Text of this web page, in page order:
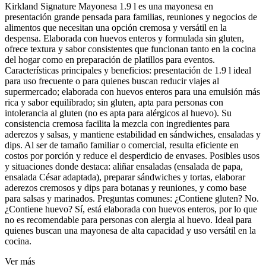
Kirkland Signature Mayonesa 1.9 l es una mayonesa en
presentación grande pensada para familias, reuniones y negocios de
alimentos que necesitan una opción cremosa y versátil en la
despensa. Elaborada con huevos enteros y formulada sin gluten,
ofrece textura y sabor consistentes que funcionan tanto en la cocina
del hogar como en preparación de platillos para eventos.
Características principales y beneficios: presentación de 1.9 l ideal
para uso frecuente o para quienes buscan reducir viajes al
supermercado; elaborada con huevos enteros para una emulsión más
rica y sabor equilibrado; sin gluten, apta para personas con
intolerancia al gluten (no es apta para alérgicos al huevo). Su
consistencia cremosa facilita la mezcla con ingredientes para
aderezos y salsas, y mantiene estabilidad en sándwiches, ensaladas y
dips. Al ser de tamaño familiar o comercial, resulta eficiente en
costos por porción y reduce el desperdicio de envases. Posibles usos
y situaciones donde destaca: aliñar ensaladas (ensalada de papa,
ensalada César adaptada), preparar sándwiches y tortas, elaborar
aderezos cremosos y dips para botanas y reuniones, y como base
para salsas y marinados. Preguntas comunes: ¿Contiene gluten? No.
¿Contiene huevo? Sí, está elaborada con huevos enteros, por lo que
no es recomendable para personas con alergia al huevo. Ideal para
quienes buscan una mayonesa de alta capacidad y uso versátil en la
cocina.
Ver más